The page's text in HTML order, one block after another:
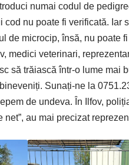
numai codul de
cod nu poate fi verificată. Iar
de microcip, însă, nu poate
medici veterinari,
să trăiască într-o lume mai
Sunați-ne la
de undeva. În Ilfov,
au mai precizat